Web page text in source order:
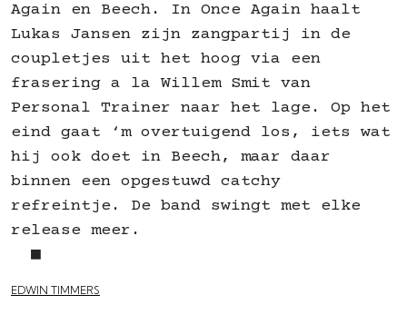
Again en Beech. In Once Again haalt
Lukas Jansen zijn zangpartij in de
coupletjes uit het hoog via een
frasering a la Willem Smit van
Personal Trainer naar het lage. Op het
eind gaat ‘m overtuigend los, iets wat
hij ook doet in Beech, maar daar
binnen een opgestuwd catchy
refreintje. De band swingt met elke
release meer.
■
EDWIN TIMMERS